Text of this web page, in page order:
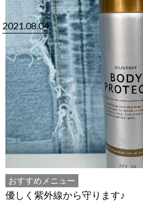
2021.08.04
おすすめメニュー
優しく紫外線から守ります♪